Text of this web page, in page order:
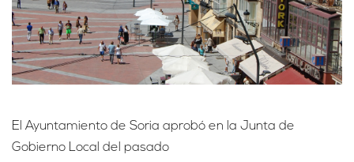
El Ayuntamiento de Soria aprobó en la Junta de
Gobierno Local del pasado